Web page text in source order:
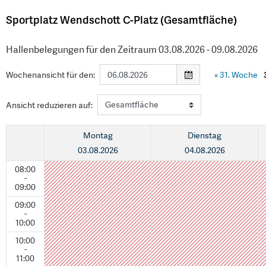
Sportplatz Wendschott C-Platz (Gesamtfläche)
Hallenbelegungen für den Zeitraum 03.08.2026 - 09.08.2026
Wochenansicht für den: «31. Woche
Ansicht reduzieren auf:
08:00
-
09:00
09:00
-
10:00
10:00
-
11:00
Montag
03.08.2026
Dienstag
04.08.2026